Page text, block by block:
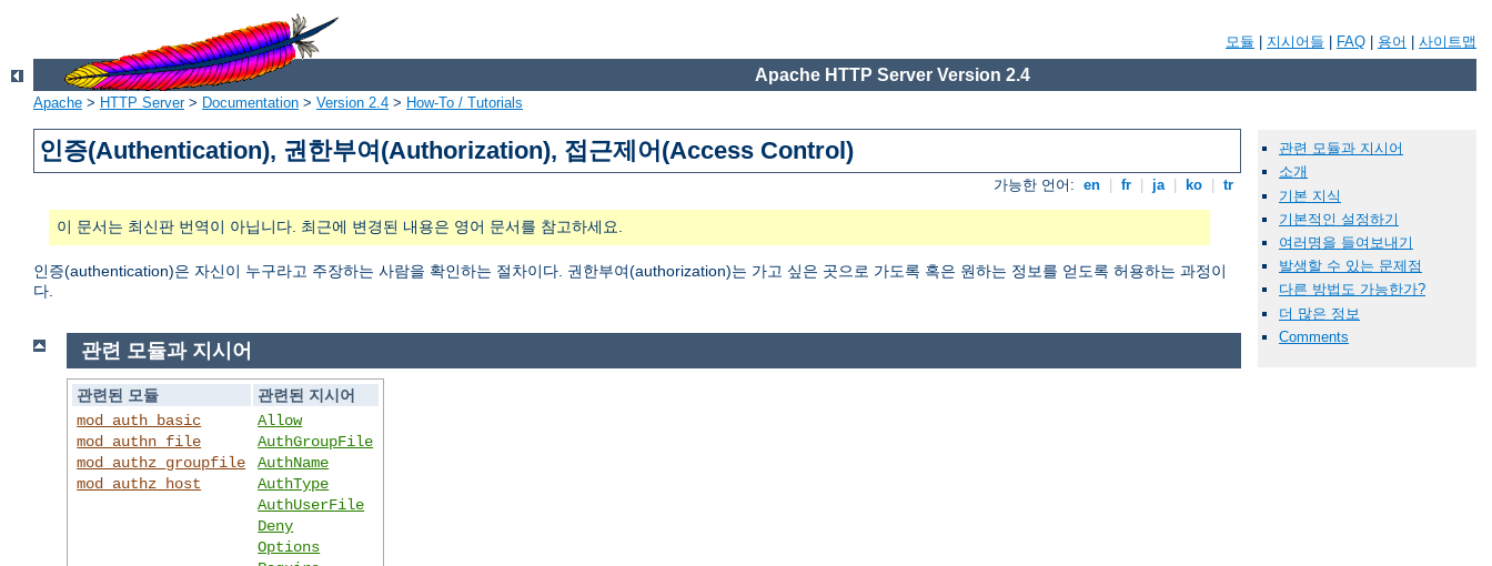
모듈 지시어들 FAQ 용어 사이트맵
Apache HTTP Server Version 2.4
Apache > HTTP Server> Documentation > Version 2.4 > How-To / Tutorials
인증(Authentication), 권한부여(Authorization), 접근제어(Access Control)
가능한 언어: en fr ja ko tr
이 문서는 최신판 번역이 아닙니다. 최근에 변경된 내용은 영어 문서를 참고하세요.
인증(authentication)은 자신이 누구라고 주장하는 사람을 확인하는 절차이다. 권한부여(authorization)는 가고 싶은 곳으로 가도록 혹은 원하는 정보를 얻도록 허용하는 과정이
다.
관련 모듈과 지시어
소개
기본 지식
기본적인 설정하기
여러명을 들여보내기
발생할 수 있는 문제점
다른 방법도 가능한가?
더 많은 정보
Comments
관련 모듈과 지시어
관련된 모듈
관련된 지시어
mod_auth_basic
mod_authn_file
mod_authz_groupfile
mod_authz_host
Allow
AuthGroupFile
AuthName
AuthType
AuthUserFile
Deny
Options